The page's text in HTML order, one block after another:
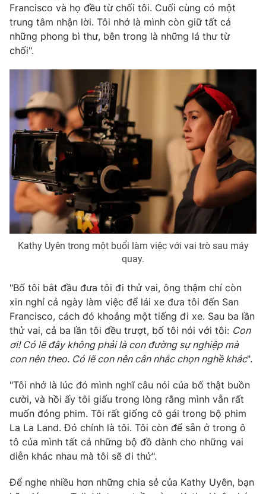
Video Shorts video
VTV Money
Bất động sản
Thị trường 24h Tấm lòng Việt
VTV4 Vươn mình bằng AI
VTV9 VTV8
Liên hệ tòa soạn English
THỜI BÁO VTV
Theo dõi báo trên
Cơ quan báo chí:
Thời báo VTV
Giấy phép hoạt động báo in và báo điện tử số 483/GP-BTTTT
cấp ngày 29/12/2023
Tổng Biên tập:Vũ Thanh Thủy
Phó Tổng Biên tập:Nguyễn Thị Mỹ Hạnh, Phạm Quốc Thắng,
Tổng đài VTV:024.38 355 931 - 024.38 355 932
Francisco và họ đều từ chối tôi. Cuối cùng có một
trung tâm nhận lời. Tôi nhớ là mình còn giữ tất cả
những phong bì thư, bên trong là những lá thư từ
chối".
Kathy Uyên trong một buổi làm việc với vai trò sau máy
quay.
"Bố tôi bắt đầu đưa tôi đi thử vai, ông thậm chí còn
xin nghỉ cả ngày làm việc để lái xe đưa tôi đến San
Francisco, cách đó khoảng một tiếng đi xe. Sau ba lần
thử vai, cả ba lần tôi đều trượt, bố tôi nói với tôi: Con
ơi! Có lẽ đây không phải là con đường sự nghiệp mà
con nên theo. Có lẽ con nên cân nhắc chọn nghề khác".
"Tôi nhớ là lúc đó mình nghĩ câu nói của bố thật buồn
cười, và hồi ấy tôi giấu trong lòng rằng mình vẫn rất
muốn đóng phim. Tôi rất giống cô gái trong bộ phim
La La Land. Đó chính là tôi. Tôi còn để sẵn ở trong ô
tô của mình tất cả những bộ đồ dành cho những vai
diễn khác nhau mà tôi sẽ đi thử".
Để nghe nhiều hơn những chia sẻ của Kathy Uyên, bạn